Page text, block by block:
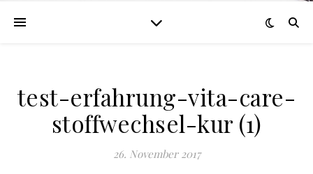
test-erfahrung-vita-care-
stoffwechsel-kur (1)
26. November 2017